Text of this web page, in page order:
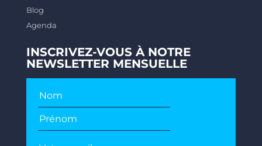
Blog
Agenda
INSCRIVEZ-VOUS À NOTRE
NEWSLETTER MENSUELLE